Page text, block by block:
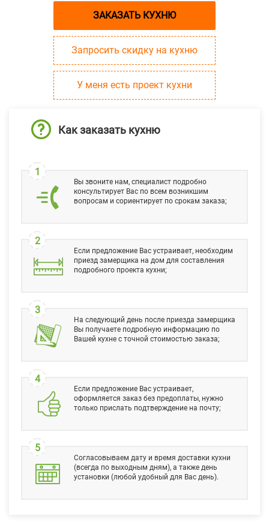
ЗАКАЗАТЬ КУХНЮ
Запросить скидку на кухню
У меня есть проект кухни
Как заказать кухню
1
Вы звоните нам, специалист подробно
консультирует Вас по всем возникшим
вопросам и сориентирует по срокам заказа;
2
Если предложение Вас устраивает, необходим
приезд замерщика на дом для составления
подробного проекта кухни;
3
На следующий день после приезда замерщика
Вы получаете подробную информацию по
Вашей кухне с точной стоимостью заказа;
4
Если предложение Вас устраивает,
оформляется заказ без предоплаты, нужно
только прислать подтверждение на почту;
5
Согласовываем дату и время доставки кухни
(всегда по выходным дням), а также день
установки (любой удобный для Вас день).